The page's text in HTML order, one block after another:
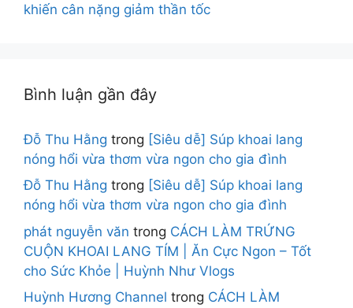
khiến cân nặng giảm thần tốc
Bình luận gần đây
Đỗ Thu Hằng trong [Siêu dễ] Súp khoai lang
nóng hổi vừa thơm vừa ngon cho gia đình
Đỗ Thu Hằng trong [Siêu dễ] Súp khoai lang
nóng hổi vừa thơm vừa ngon cho gia đình
phát nguyễn văn trong CÁCH LÀM TRỨNG
CUỘN KHOAI LANG TÍM | Ăn Cực Ngon – Tốt
cho Sức Khỏe | Huỳnh Như Vlogs
Huỳnh Hương Channel trong CÁCH LÀM